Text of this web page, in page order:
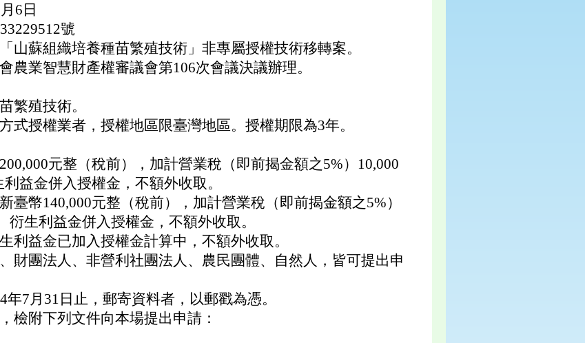
6日
號
蘇組織培養種苗繁殖技術」非專屬授權技術移轉案。
業智慧財產權審議會第106次會議決議辦理。
繁殖技術。
式授權業者，授權地區限臺灣地區。授權期限為3年。
元整（稅前），加計營業稅（即前揭金額之5%）10,000
益金併入授權金，不額外收取。
臺幣140,000元整（稅前），加計營業稅（即前揭金額之5%）
衍生利益金併入授權金，不額外收取。
利益金已加入授權金計算中，不額外收取。
財團法人、非營利社團法人、農民團體、自然人，皆可提出申
7月31日止，郵寄資料者，以郵戳為憑。
檢附下列文件向本場提出申請：